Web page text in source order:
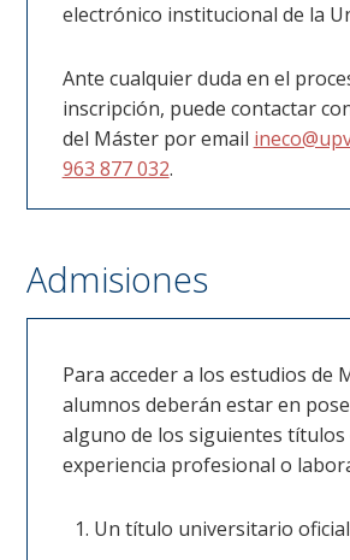
electrónico institucional de la
Ante cualquier duda en el
inscripción, puede contactar
del Máster por email
963 877 032.
Admisiones
Para acceder a los estudios de
alumnos deberán estar en
alguno de los siguientes
experiencia profesional o
Un título universitario